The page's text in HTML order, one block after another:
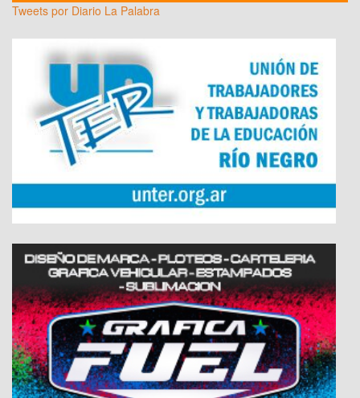
Tweets por Diario La Palabra